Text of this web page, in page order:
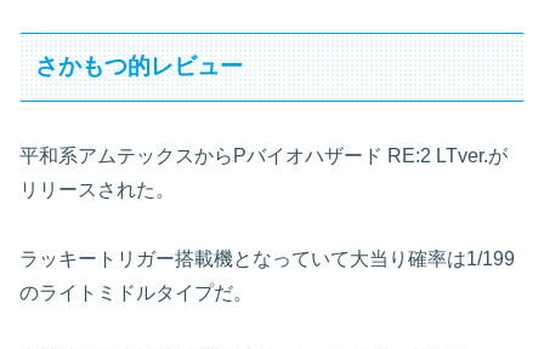
さかもつ的レビュー
平和系アムテックスからPバイオハザード RE:2 LTver.が
リリースされた。
ラッキートリガー搭載機となっていて大当り確率は1/199
のライトミドルタイプだ。